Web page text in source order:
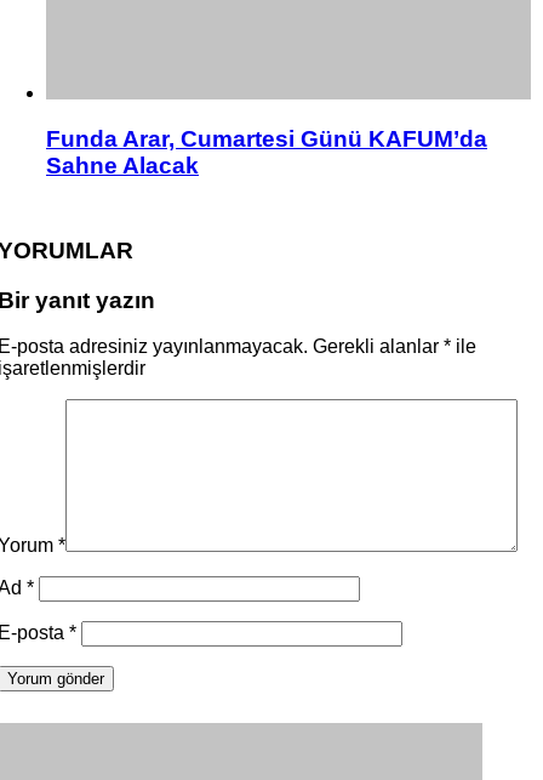
Funda Arar, Cumartesi Günü KAFUM’da
Sahne Alacak
yanıt yazın
posta adresiniz yayınlanmayacak. Gerekli alanlar * ile
*
*
posta *